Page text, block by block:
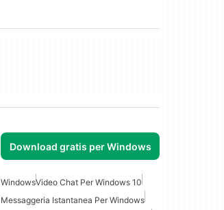
Download gratis per Windows
WindowsVideo Chat Per Windows 10
Messaggeria Istantanea Per Windows